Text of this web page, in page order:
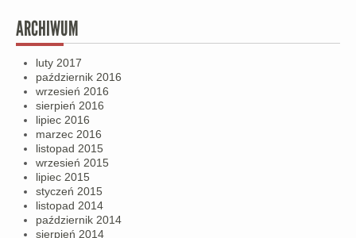
ARCHIWUM
luty 2017
październik 2016
wrzesień 2016
sierpień 2016
lipiec 2016
marzec 2016
listopad 2015
wrzesień 2015
lipiec 2015
styczeń 2015
listopad 2014
październik 2014
sierpień 2014